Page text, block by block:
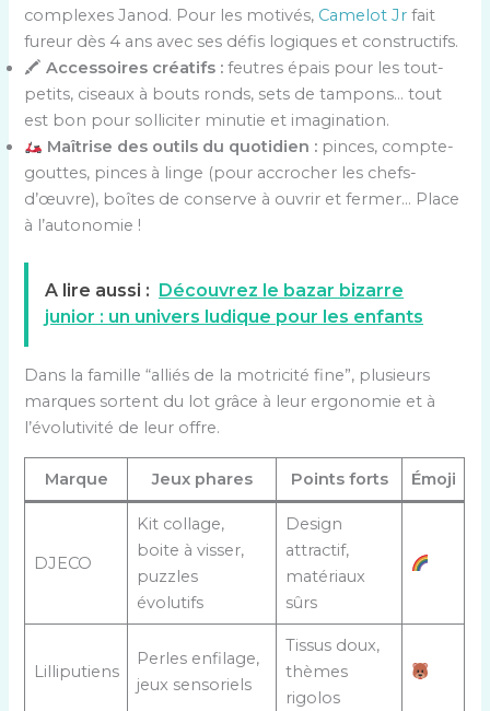
complexes Janod. Pour les motivés, Camelot Jr fait
fureur dès 4 ans avec ses défis logiques et constructifs.
🖍Accessoires créatifs : feutres épais pour les tout-
petits, ciseaux à bouts ronds, sets de tampons… tout
est bon pour solliciter minutie et imagination.
Maîtrise des outils du quotidien : pinces, compte-
gouttes, pinces à linge (pour accrocher les chefs-
d’œuvre), boîtes de conserve à ouvrir et fermer… Place
à l’autonomie !
A lire aussi :
Découvrez le bazar bizarre
junior : un univers ludique pour les enfants
Dans la famille “alliés de la motricité fine”, plusieurs
marques sortent du lot grâce à leur ergonomie et à
l’évolutivité de leur offre.
Marque Jeux phares Points forts Émoji
DJECO
Kit collage,
boite à visser,
puzzles
évolutifs
Design
attractif,
matériaux
sûrs
Lilliputiens
Perles enfilage,
jeux sensoriels
Tissus doux,
thèmes
rigolos